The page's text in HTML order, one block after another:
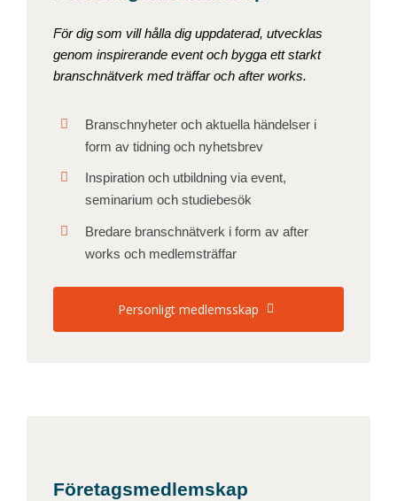
För dig som vill hålla dig uppdaterad, utvecklas
genom inspirerande event och bygga ett starkt
branschnätverk med träffar och after works.
Branschnyheter och aktuella händelser i
form av tidning och nyhetsbrev
Inspiration och utbildning via event,
seminarium och studiebesök
Bredare branschnätverk i form av after
works och medlemsträffar
Personligt medlemsskap
Företagsmedlemskap